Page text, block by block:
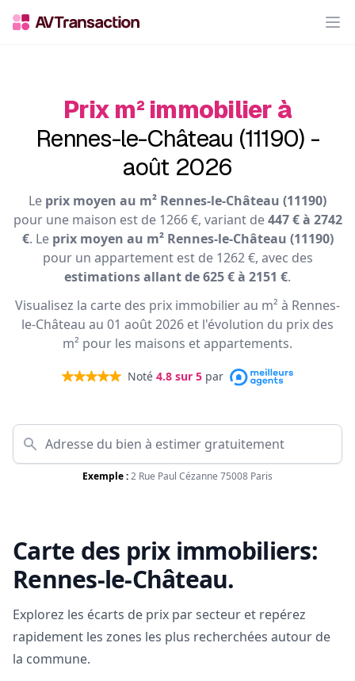
Prix m² immobilier à
Rennes-le-Château (11190) -
août 2026
Le prix moyen au m² Rennes-le-Château (11190)
pour une maison est de 1266 €, variant de447 € à 2742
€. Le prix moyen au m² Rennes-le-Château (11190)
pour un appartement est de 1262 €, avec des
estimations allant de 625 € à 2151 €.
Visualisez la carte des prix immobilier au m² à Rennes-
le-Château au 01 août 2026 et l'évolution du prix des
m² pour les maisons et appartements.
Noté 4.8 sur 5 par
Exemple :2 Rue Paul Cézanne 75008 Paris
Carte des prix immobiliers:
Rennes-le-Château.
Explorez les écarts de prix par secteur et repérez
rapidement les zones les plus recherchées autour de
la commune.